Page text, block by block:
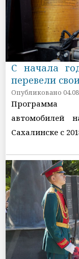
С начала
перевели
Опубликовано
Программа
автомобилей
Сахалинске с